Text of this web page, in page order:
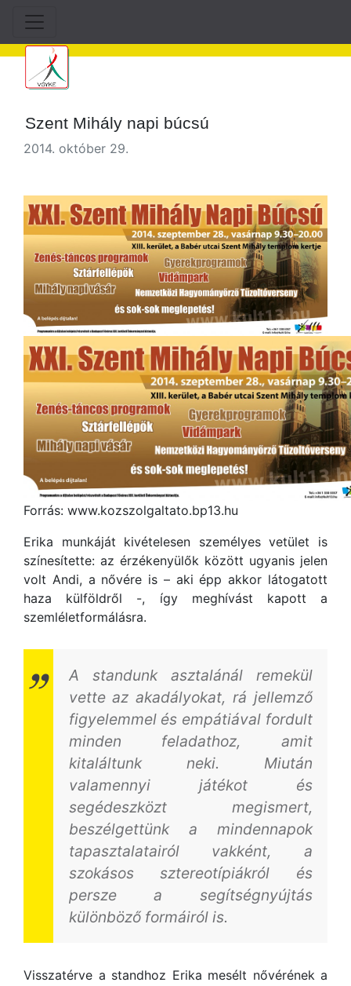
Szent Mihály napi búcsú
2014. október 29.
Forrás: www.kozszolgaltato.bp13.hu
Erika munkáját kivételesen személyes vetület is
színesítette: az érzékenyülők között ugyanis jelen
volt Andi, a nővére is – aki épp akkor látogatott
haza külföldről -, így meghívást kapott a
szemléletformálásra.
A standunk asztalánál remekül
vette az akadályokat, rá jellemző
figyelemmel és empátiával fordult
minden feladathoz, amit
kitaláltunk neki. Miután
valamennyi játékot és
segédeszközt megismert,
beszélgettünk a mindennapok
tapasztalatairól vakként, a
szokásos sztereotípiákról és
persze a segítségnyújtás
különböző formáiról is.
Visszatérve a standhoz Erika mesélt nővérének a